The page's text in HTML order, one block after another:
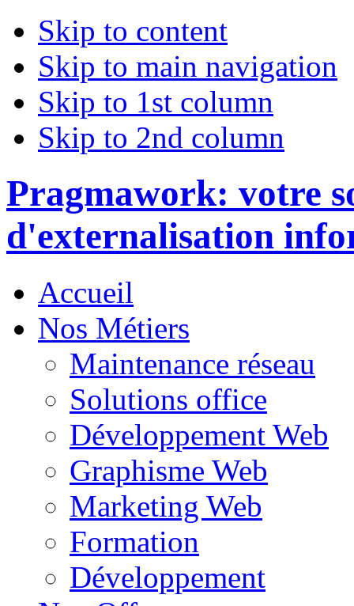
Skip to content
Skip to main navigation
Skip to 1st column
Skip to 2nd column
Pragmawork: votre
d'externalisation
Accueil
Nos Métiers
Maintenance réseau
Solutions office
Développement Web
Graphisme Web
Marketing Web
Formation
Développement